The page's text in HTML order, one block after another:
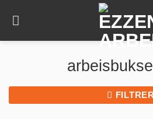
FILTRER